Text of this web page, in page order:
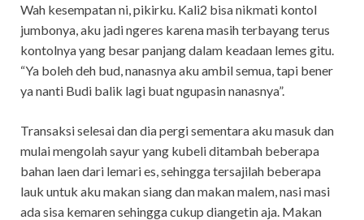
Wah kesempatan ni, pikirku. Kali2 bisa nikmati kontol
jumbonya, aku jadi ngeres karena masih terbayang terus
kontolnya yang besar panjang dalam keadaan lemes gitu.
“Ya boleh deh bud, nanasnya aku ambil semua, tapi bener
ya nanti Budi balik lagi buat ngupasin nanasnya”.
Transaksi selesai dan dia pergi sementara aku masuk dan
mulai mengolah sayur yang kubeli ditambah beberapa
bahan laen dari lemari es, sehingga tersajilah beberapa
lauk untuk aku makan siang dan makan malem, nasi masi
ada sisa kemaren sehingga cukup diangetin aja. Makan